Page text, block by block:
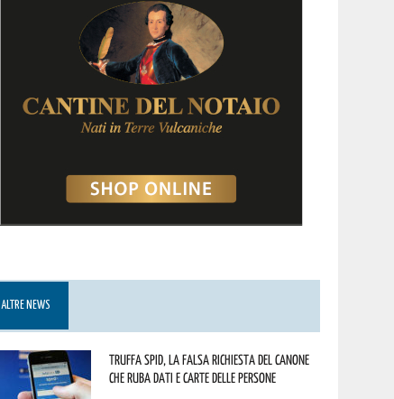
ALTRE NEWS
Truffa Spid, la falsa richiesta del canone
che ruba dati e carte delle persone